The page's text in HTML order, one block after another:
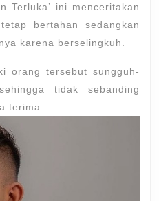
Terluka’ ini menceritakan
bertahan sedangkan
karena berselingkuh.
orang tersebut sungguh-
tidak sebanding
terima.